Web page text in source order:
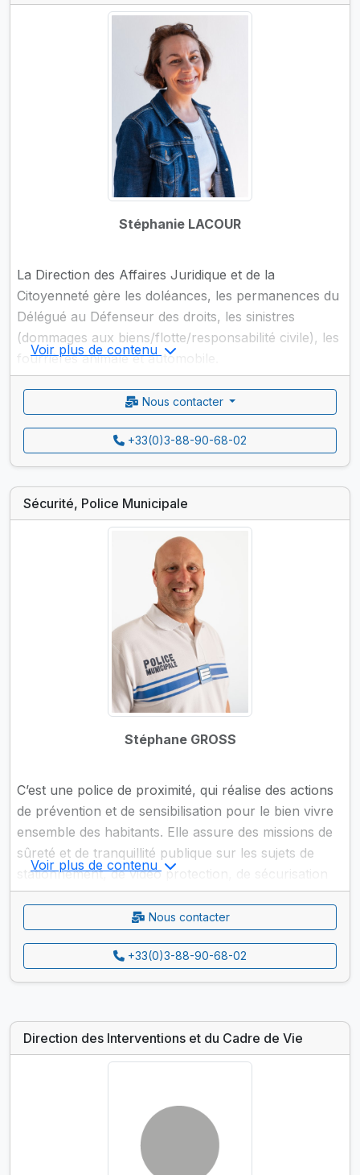
Stéphanie LACOUR
La Direction des Affaires Juridique et de la
Citoyenneté gère les doléances, les permanences du
Délégué au Défenseur des droits, les sinistres
(dommages aux biens/flotte/responsabilité civile), les
fourrières animale et automobile.
Elle délivre des récépissés de licences restaurants,
de ventes au déballage et de ventes en liquidation,
ainsi que des autorisations de stationnement de taxis
et tenue de la liste d'attente des taxis.
Par ailleurs, elle est chargée d’informer sur les
pouvoirs de police du maire, rédige des arrêtés de
Voir plus de contenu
Nous contacter
+33(0)3-88-90-68-02
Sécurité, Police Municipale
Stéphane GROSS
C’est une police de proximité, qui réalise des actions
de prévention et de sensibilisation pour le bien vivre
ensemble des habitants. Elle assure des missions de
sûreté et de tranquillité publique sur les sujets de
stationnement, de vidéo protection, de sécurisation
aux sorties d’école, d’implication au sein du Centre
Permanent d'Education Routière...
Voir plus de contenu
Nous contacter
+33(0)3-88-90-68-02
Direction des Interventions et du Cadre de Vie